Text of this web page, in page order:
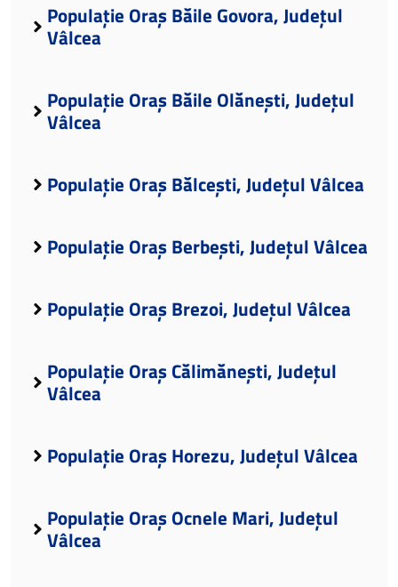
Populație Oraș Băile Govora, Județul
Vâlcea
Populație Oraș Băile Olănești, Județul
Vâlcea
Populație Oraș Bălcești, Județul Vâlcea
Populație Oraș Berbești, Județul Vâlcea
Populație Oraș Brezoi, Județul Vâlcea
Populație Oraș Călimănești, Județul
Vâlcea
Populație Oraș Horezu, Județul Vâlcea
Populație Oraș Ocnele Mari, Județul
Vâlcea